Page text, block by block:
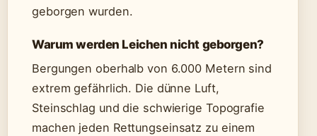
geborgen wurden.
Warum werden Leichen nicht geborgen?
Bergungen oberhalb von 6.000 Metern sind
extrem gefährlich. Die dünne Luft,
Steinschlag und die schwierige Topografie
machen jeden Rettungseinsatz zu einem